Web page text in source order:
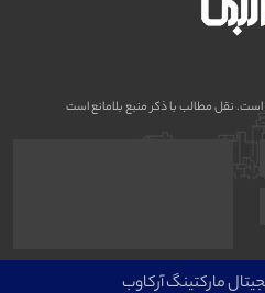
نقل مطالب با ذکر منبع بلامانع است
مارکتینگ آرکاوب